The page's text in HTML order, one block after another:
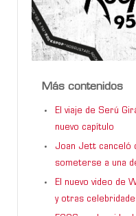
Más contenidos
El viaje de Serú
nuevo capítulo
Joan Jett canceló
someterse a una
El nuevo video de
y otras